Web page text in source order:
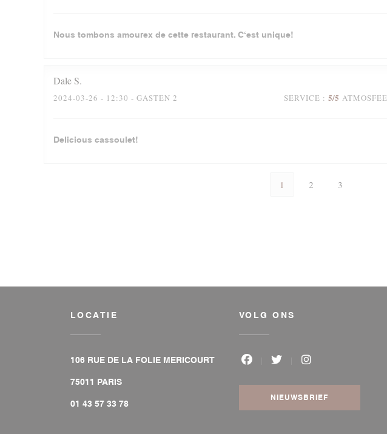
Nous tombons amourex de cette restaurant. C‘est unique!
Dale S
2024-03-26 - 12:30 - GASTEN 2 SERVICE : 5/5
Delicious cassoulet!
1 2 3
LOCATIE
106 RUE DE LA FOLIE MERICOURT
75011 PARIS((opent in een nieuw venster))
01 43 57 33 78
VOLG ONS
NIEUWSBRIEF